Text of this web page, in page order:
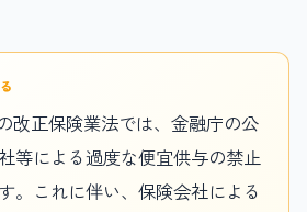
改正保険業法では、金融庁の公
等による過度な便宜供与の禁止
。これに伴い、保険会社による